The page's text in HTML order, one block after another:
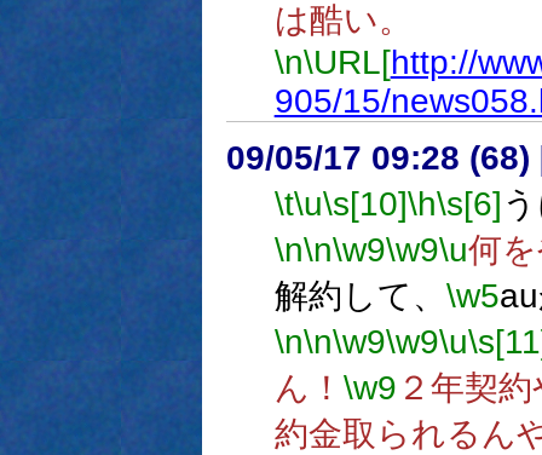
は酷い。
\n\URL[http://
905/15/
09/05/17 09:28 (68)
\t\u\s[10]\h\s[6]
\n\n\w9\w9\u何
解約して、 \w5
\n\n\w9\w9\u
ん！ \w9 ２年契
約金取られるん